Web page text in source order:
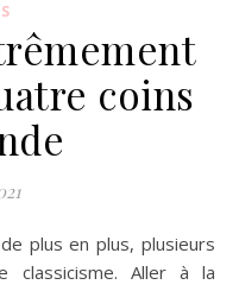
coins
classicisme. Aller à la